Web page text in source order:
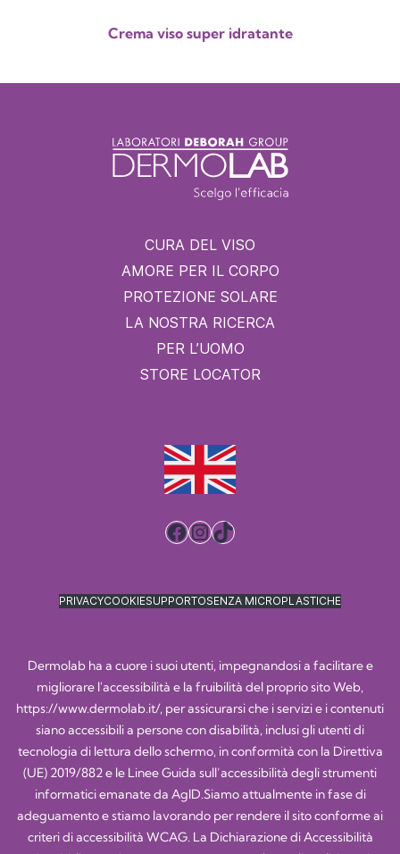
Crema viso super idratante
CURA DEL VISO
AMORE PER IL CORPO
PROTEZIONE SOLARE
LA NOSTRA RICERCA
PER L’UOMO
STORE LOCATOR
Facebook
Instagram
TikTok
PRIVACYCOOKIESUPPORTOSENZA MICROPLASTICHE
Dermolab ha a cuore i suoi utenti, impegnandosi a facilitare e
migliorare l'accessibilità e la fruibilità del proprio sito Web,
https://www.dermolab.it/, per assicurarsi che i servizi e i contenuti
siano accessibili a persone con disabilità, inclusi gli utenti di
tecnologia di lettura dello schermo, in conformità con la Direttiva
(UE) 2019/882 e le Linee Guida sull’accessibilità degli strumenti
informatici emanate da AgID.Siamo attualmente in fase di
adeguamento e stiamo lavorando per rendere il sito conforme ai
criteri di accessibilità WCAG. La Dichiarazione di Accessibilità